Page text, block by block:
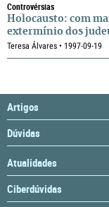
Controvérsias
Holocausto: com
extermínio dos
Teresa Álvares • 1997-09-19
Artigos
Dúvidas
Atualidades
Ciberdúvidas